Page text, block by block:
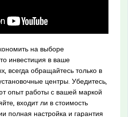
на выборе
инвестиция в ваше
всегда обращайтесь только в
центры. Убедитесь,
опыт работы с вашей маркой
входит ли в стоимость
полная настройка и гарантия